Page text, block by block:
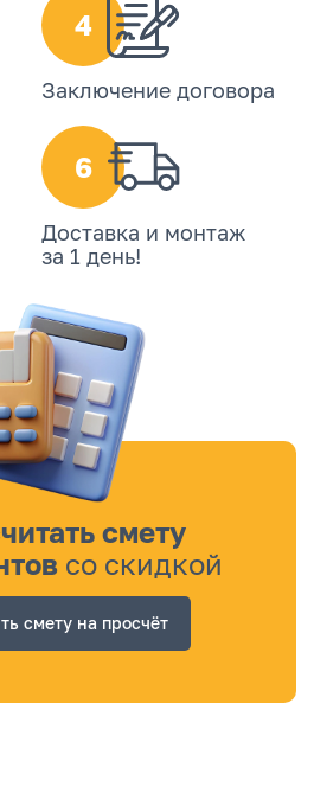
4
Заключение договора
6
Доставка и монтаж
за 1 день!
смету
со скидкой
смету на просчёт